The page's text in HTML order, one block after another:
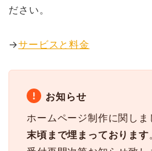
ださい。
→サービスと料金
お知らせ
ホームページ制作に関しま
末頃まで埋まっております。